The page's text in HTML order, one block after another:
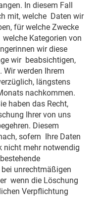
In diesem Fall
mit, welche Daten wir
für welche Zwecke
Kategorien von
wir diese
wir beabsichtigen,
Wir werden Ihrem
längstens
nachkommen.
haben das Recht,
Ihrer von uns
Diesem
sofern Ihre Daten
nicht mehr notwendig
unrechtmäßigen
wenn die Löschung
Verpflichtung